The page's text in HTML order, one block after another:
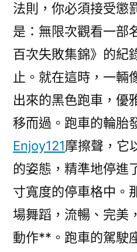
法則，你必須接受懲
是：無限次觀看一部
百次失敗集錦》的紀
止。就在這時，一輛
出來的黑色跑車，優
移而過。跑車的輪胎
Enjoy121摩擦聲，它
的姿態，精準地停進
寸寬度的停車格中。
場舞蹈，流暢、完美
動作**。跑車的駕駛